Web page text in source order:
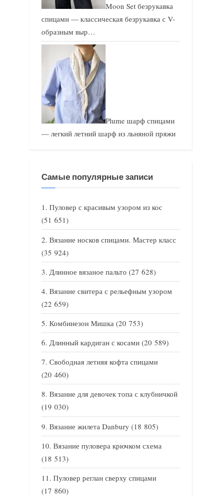
Moon Set безрукавка
спицами — классическая безрукавка с V-
образным выр…
Plume шарф спицами
— легкий летний шарф из льняной пряжи
Самые популярные записи
Пуловер с красивым узором из кос
(51 651)
Вязание носков спицами. Мастер класс
(35 924)
Длинное вязаное пальто (27 628)
Вязание свитера с рельефным узором
(22 659)
Комбинезон Мишка (20 753)
Длинный кардиган с косами (20 589)
Свободная летняя кофта спицами
(20 460)
Вязание для девочек топа с клубничкой
(19 030)
Вязание жилета Danbury (18 805)
Вязание пуловера крючком схема
(18 513)
Пуловер реглан сверху спицами
(17 860)